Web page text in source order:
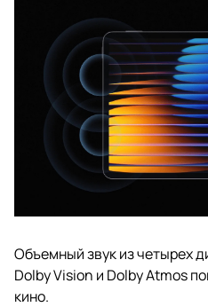
Объемный звук из четырех
Dolby Vision и Dolby Atmos
кино.